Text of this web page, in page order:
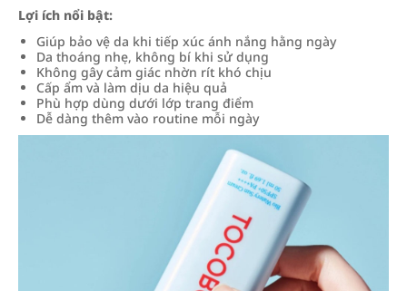
Lợi ích nổi bật:
Giúp bảo vệ da khi tiếp xúc ánh nắng hằng ngày
Da thoáng nhẹ, không bí khi sử dụng
Không gây cảm giác nhờn rít khó chịu
Cấp ẩm và làm dịu da hiệu quả
Phù hợp dùng dưới lớp trang điểm
Dễ dàng thêm vào routine mỗi ngày